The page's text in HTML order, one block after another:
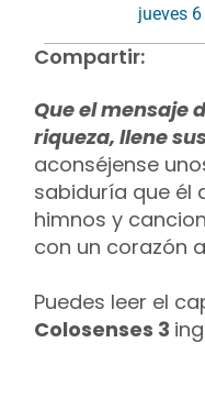
jueves
Compartir:
Que el mensaje
riqueza, llene
aconséjense
sabiduría que él
himnos y
con un corazón
Puedes leer el
Colosenses 3